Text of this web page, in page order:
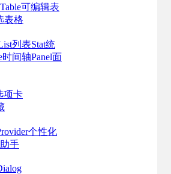
可编辑表
表格
列表Stat统
时间轴Panel面
项卡
个性化
手